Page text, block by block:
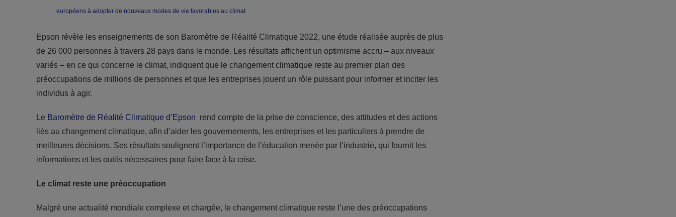
européens à adopter de nouveaux modes de vie favorables au climat
Epson révèle les enseignements de son Baromètre de Réalité Climatique 2022, une étude réalisée auprès de plus
de 26 000 personnes à travers 28 pays dans le monde. Les résultats affichent un optimisme accru – aux niveaux
variés – en ce qui concerne le climat, indiquent que le changement climatique reste au premier plan des
préoccupations de millions de personnes et que les entreprises jouent un rôle puissant pour informer et inciter les
individus à agir.
Le Baromètre de Réalité Climatique d’Epson rend compte de la prise de conscience, des attitudes et des actions
liés au changement climatique, afin d’aider les gouvernements, les entreprises et les particuliers à prendre de
meilleures décisions. Ses résultats soulignent l’importance de l’éducation menée par l’industrie, qui fournit les
informations et les outils nécessaires pour faire face à la crise.
Le climat reste une préoccupation
Malgré une actualité mondiale complexe et chargée, le changement climatique reste l’une des préoccupations